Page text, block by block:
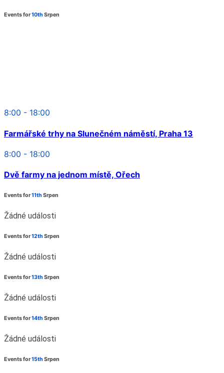
Events for10th Srpen
8:00 - 18:00
Farmářské trhy na Slunečném náměstí, Praha 13
8:00 - 18:00
Dvě farmy na jednom místě, Ořech
Events for11th Srpen
Žádné události
Events for12th Srpen
Žádné události
Events for13th Srpen
Žádné události
Events for14th Srpen
Žádné události
Events for15th Srpen